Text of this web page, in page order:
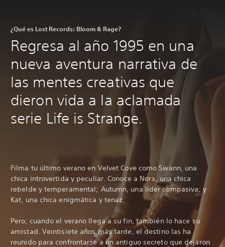
¿Qué es Lost Records: Bloom & Rage?
Regresa al año 1995 en una
nueva aventura narrativa de
las mentes creativas que
dieron vida a la aclamada
serie Life is Strange.
Filma tu último verano en Velvet Cove como Swann, una
chica introvertida y peculiar. Conoce a Nora, una chica
rebelde y temperamental; Autumn, una líder compasiva; y
Kat, una chica enigmática y tenaz.
Pero, cuando el verano llega a su fin, también lo hace su
amistad. Veintisiete años más tarde, el destino las ha
reunido para confrontarse a un antiguo secreto que dejaron